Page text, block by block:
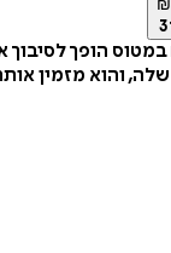
הופך לסיבוך
והוא מזמין